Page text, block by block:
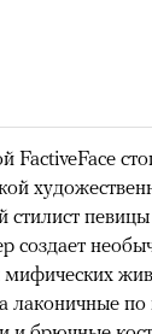
FactiveFace
стилист
создает
мифических
лаконичные